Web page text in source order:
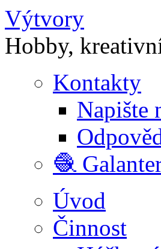
Výtvory
Hobby,
Kontakty
Napište
🧶
Úvod
Činnost